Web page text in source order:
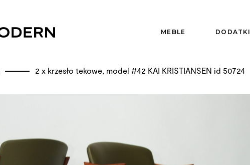
MEBLE DODATKI
2 x krzesło tekowe, model #42 KAI KRISTIANSEN id 50724